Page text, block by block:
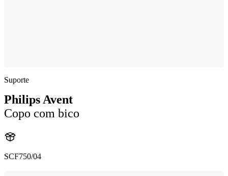
Suporte
Philips Avent
Copo com bico
SCF750/04